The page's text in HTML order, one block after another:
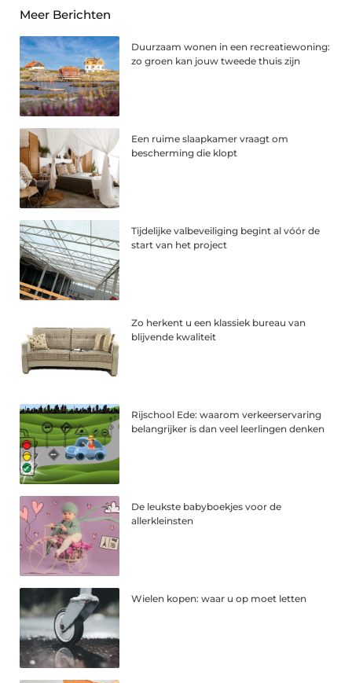
Meer Berichten
Duurzaam wonen in een recreatiewoning:
zo groen kan jouw tweede thuis zijn
Een ruime slaapkamer vraagt om
bescherming die klopt
Tijdelijke valbeveiliging begint al vóór de
start van het project
Zo herkent u een klassiek bureau van
blijvende kwaliteit
Rijschool Ede: waarom verkeerservaring
belangrijker is dan veel leerlingen denken
De leukste babyboekjes voor de
allerkleinsten
Wielen kopen: waar u op moet letten